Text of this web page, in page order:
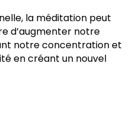
la méditation peut
d’augmenter notre
notre concentration et
en créant un nouvel